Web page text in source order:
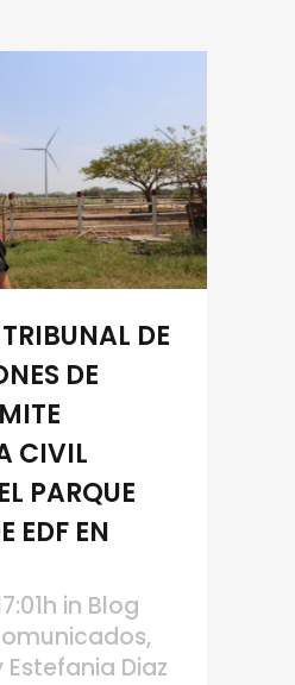
TRIBUNAL DE
DE
CIVIL
PARQUE
EDF EN
in Blog
,
Estefania Diaz